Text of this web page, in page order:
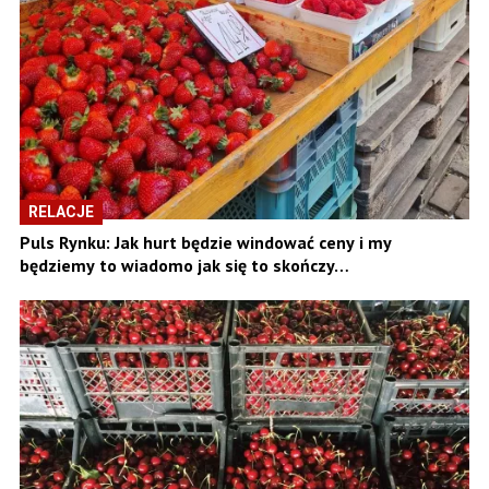
RELACJE
Puls Rynku: Jak hurt będzie windować ceny i my
będziemy to wiadomo jak się to skończy…